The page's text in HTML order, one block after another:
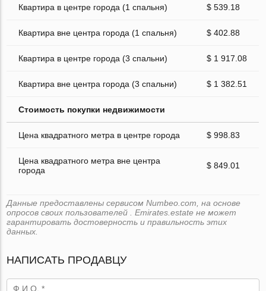
Квартира в центре города (1 спальня) $ 539.18
Квартира вне центра города (1 спальня) $ 402.88
Квартира в центре города (3 спальни) $ 1 917.08
Квартира вне центра города (3 спальни) $ 1 382.51
Стоимость покупки недвижимости
Цена квадратного метра в центре города $ 998.83
Цена квадратного метра вне центра
города
$ 849.01
Данные предоставлены сервисом Numbeo.com, на основе
опросов своих пользователей . Emirates.estate не может
гарантировать достоверность и правильность этих
данных.
НАПИСАТЬ ПРОДАВЦУ